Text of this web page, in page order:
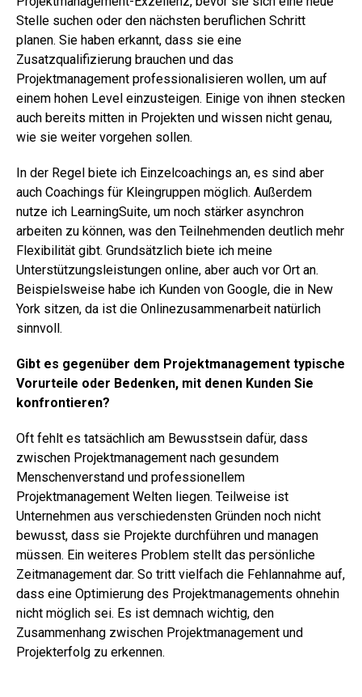
Stelle suchen oder den nächsten beruflichen Schritt
planen. Sie haben erkannt, dass sie eine
Zusatzqualifizierung brauchen und das
Projektmanagement professionalisieren wollen, um auf
einem hohen Level einzusteigen. Einige von ihnen stecken
auch bereits mitten in Projekten und wissen nicht genau,
wie sie weiter vorgehen sollen.
In der Regel biete ich Einzelcoachings an, es sind aber
auch Coachings für Kleingruppen möglich. Außerdem
nutze ich LearningSuite, um noch stärker asynchron
arbeiten zu können, was den Teilnehmenden deutlich mehr
Flexibilität gibt. Grundsätzlich biete ich meine
Unterstützungsleistungen online, aber auch vor Ort an.
Beispielsweise habe ich Kunden von Google, die in New
York sitzen, da ist die Onlinezusammenarbeit natürlich
sinnvoll.
Gibt es gegenüber dem Projektmanagement typische
Vorurteile oder Bedenken, mit denen Kunden Sie
konfrontieren?
Oft fehlt es tatsächlich am Bewusstsein dafür, dass
zwischen Projektmanagement nach gesundem
Menschenverstand und professionellem
Projektmanagement Welten liegen. Teilweise ist
Unternehmen aus verschiedensten Gründen noch nicht
bewusst, dass sie Projekte durchführen und managen
müssen. Ein weiteres Problem stellt das persönliche
Zeitmanagement dar. So tritt vielfach die Fehlannahme auf,
dass eine Optimierung des Projektmanagements ohnehin
nicht möglich sei. Es ist demnach wichtig, den
Zusammenhang zwischen Projektmanagement und
Projekterfolg zu erkennen.